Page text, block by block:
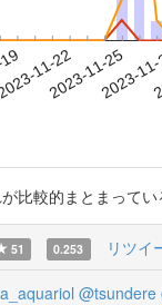
11-22
2023-11-25
2023-
較的まとまって
51 0.253 リツイ
@tsundere